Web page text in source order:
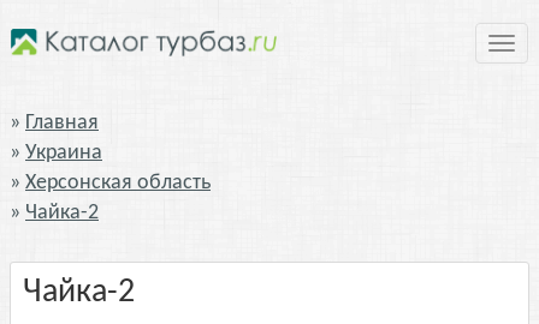
Главная
Украина
Херсонская область
Чайка-2
Чайка-2